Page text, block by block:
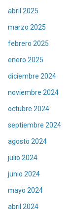
abril 2025
marzo 2025
febrero 2025
enero 2025
diciembre 2024
noviembre 2024
octubre 2024
septiembre 2024
agosto 2024
julio 2024
junio 2024
mayo 2024
abril 2024